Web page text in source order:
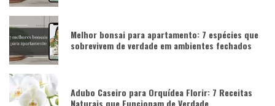
Melhor bonsai para apartamento: 7 espécies que
sobrevivem de verdade em ambientes fechados
Adubo Caseiro para Orquídea Florir: 7 Receitas
Naturais que Funcionam de Verdade